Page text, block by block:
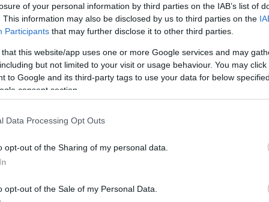
of your personal information by third parties on the IAB’s list of
This information may also be disclosed by us to third parties on the
Participants that may further disclose it to other third parties.
that this website/app uses one or more Google services and may
but not limited to your visit or usage behaviour. You may
to Google and its third-party tags to use your data for below
consent section.
Data Processing Opt Outs
opt-out of the Sharing of my personal data.
opt-out of the Sale of my Personal Data.
ανακοίνωση της ΠΟΑΣΥ:
τα ειλικρινή της συλλυπητήρια στην
της αδικοχαμένης Κυριακής που
έξω από το Α.Τ. Αγίων Αναργύρων. Είναι
οι υπηρεσιακές παραλήψεις – ευθύνες θα
και θα καταλογισθούν από το κ.
όμως, η Π.Ο.ΑΣ.Υ. έχει χρέος τόσο απέναντι
όσο και στους αστυνομικούς που
να μιλήσει ξεκάθαρα και δυνατά και ας